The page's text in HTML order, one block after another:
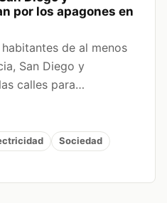
por los apagones en
de al menos
San Diego y
calles para…
Sociedad